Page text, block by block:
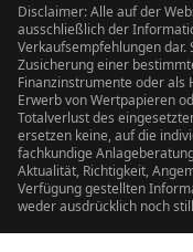
Disclaimer: Alle auf der
ausschließlich der
Verkaufsempfehlungen dar.
Zusicherung einer
Finanzinstrumente oder
Erwerb von Wertpapieren
Totalverlust des
ersetzen keine, auf die
fachkundige
Aktualität, Richtigkeit,
Verfügung gestellten
weder ausdrücklich noch